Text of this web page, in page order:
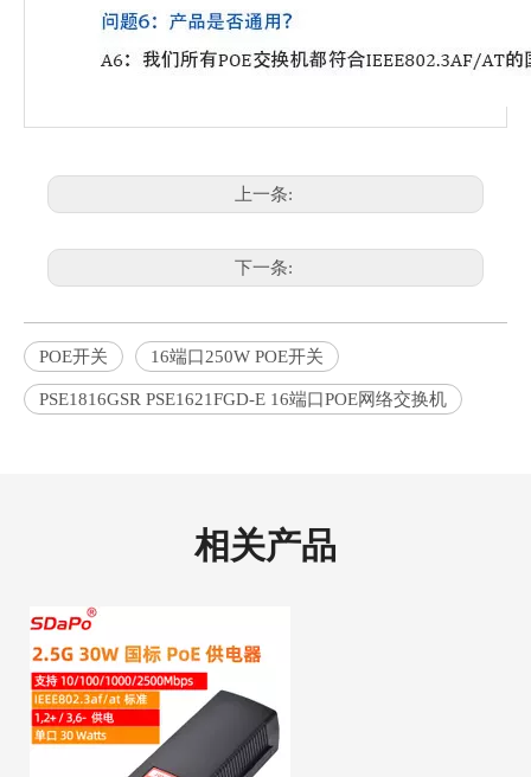
上一条:
下一条:
POE开关 16端口250W POE开关
PSE1816GSR PSE1621FGD-E 16端口POE网络交换机
相关产品